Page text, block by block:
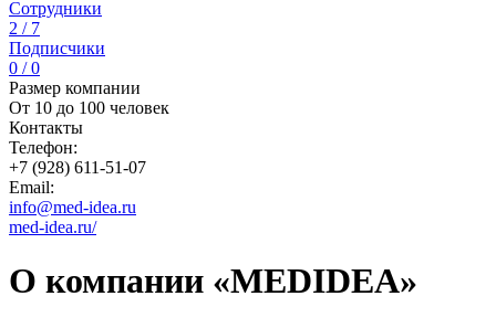
Сотрудники
2 / 7
Подписчики
0 / 0
Размер компании
От 10 до 100 человек
Контакты
Телефон:
+7 (928) 611-51-07
Email:
info@med-idea.ru
med-idea.ru/
О компании «MEDIDEA»